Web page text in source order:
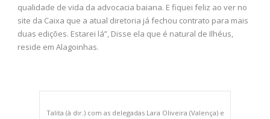
qualidade de vida da advocacia baiana. E fiquei feliz ao ver no
site da Caixa que a atual diretoria já fechou contrato para mais
duas edições. Estarei lá”, Disse ela que é natural de Ilhéus,
reside em Alagoinhas.
Talita (à dir.) com as delegadas Lara Oliveira (Valença) e